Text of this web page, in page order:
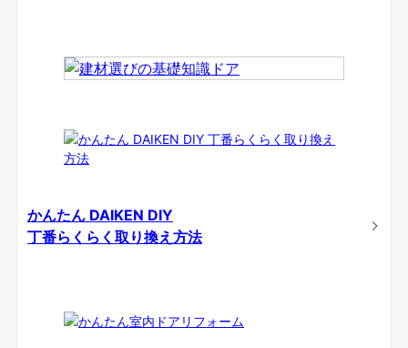
かんたん DAIKEN DIY
丁番らくらく取り換え方法